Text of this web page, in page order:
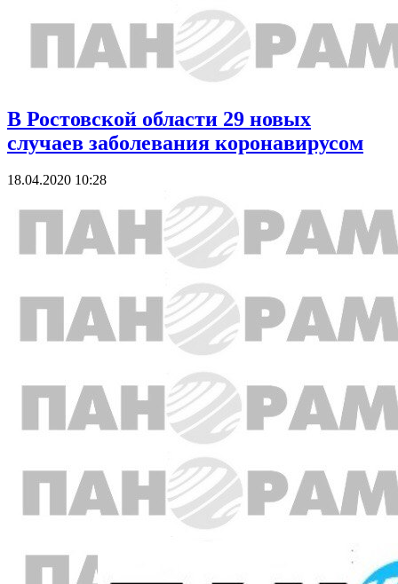
В Ростовской области 29 новых
случаев заболевания коронавирусом
18.04.2020 10:28